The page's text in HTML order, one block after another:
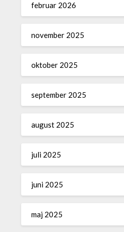
februar 2026
november 2025
oktober 2025
september 2025
august 2025
juli 2025
juni 2025
maj 2025